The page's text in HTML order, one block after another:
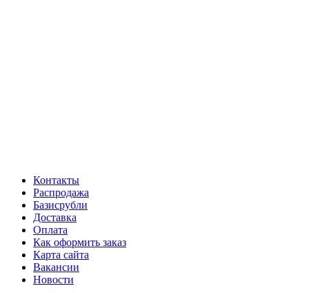
Контакты
Распродажа
Базисрубли
Доставка
Оплата
Как оформить заказ
Карта сайта
Вакансии
Новости